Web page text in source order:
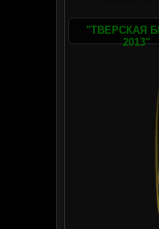
"ТВЕРСКАЯ
2013"